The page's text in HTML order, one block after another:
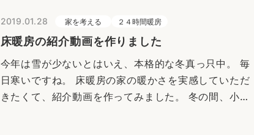
2019.01.28 家を考える ２４時間暖房
床暖房の紹介動画を作りました
今年は雪が少ないとはいえ、本格的な冬真っ只中。 毎
日寒いですね。 床暖房の家の暖かさを実感していただ
きたくて、紹介動画を作ってみました。 冬の間、小椋